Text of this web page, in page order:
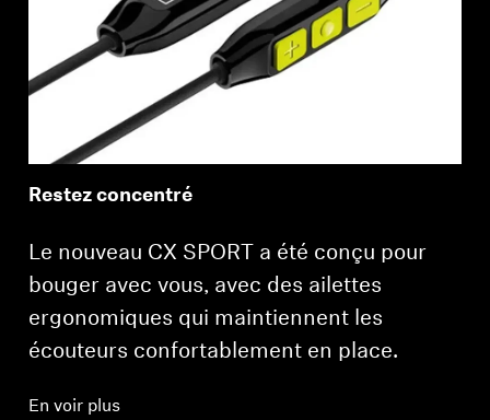
Restez concentré
Le nouveau CX SPORT a été conçu pour
bouger avec vous, avec des ailettes
ergonomiques qui maintiennent les
écouteurs confortablement en place.
En voir plus